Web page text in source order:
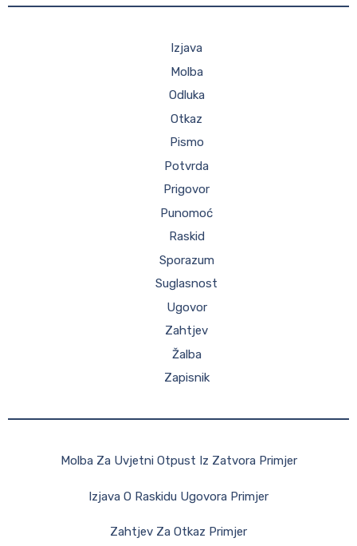
Izjava
Molba
Odluka
Otkaz
Pismo
Potvrda
Prigovor
Punomoć
Raskid
Sporazum
Suglasnost
Ugovor
Zahtjev
Žalba
Zapisnik
Molba Za Uvjetni Otpust Iz Zatvora Primjer
Izjava O Raskidu Ugovora Primjer
Zahtjev Za Otkaz Primjer